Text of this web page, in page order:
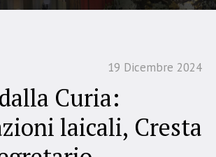
19 Dicembre 2024
Curia:
laicali, Cresta